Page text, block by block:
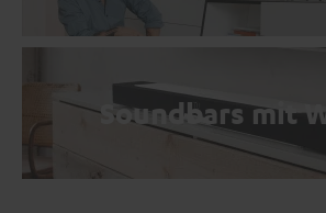
Soundbars mit